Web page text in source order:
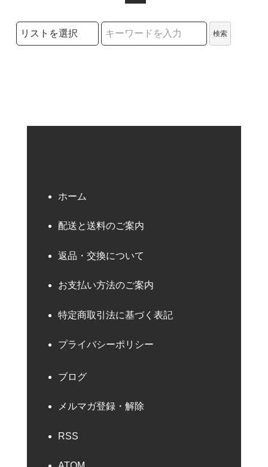
検索リストの選択
検索
ホーム
配送と送料のご案内
返品・交換について
お支払い方法のご案内
特定商取引法に基づく表記
プライバシーポリシー
ブログ
メルマガ登録・解除
RSS